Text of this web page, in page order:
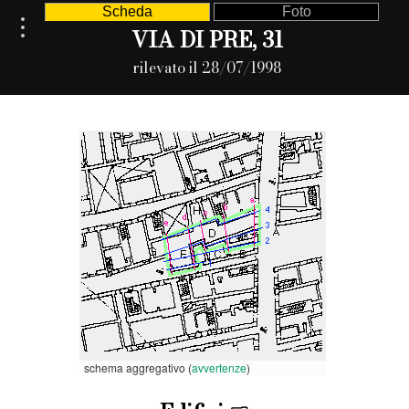
Scheda Foto
VIA DI PRE, 31
rilevato il 28/07/1998
schema aggregativo (avvertenze)